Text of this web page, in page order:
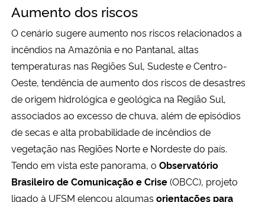
Aumento dos riscos
O cenário sugere aumento nos riscos relacionados a
incêndios na Amazônia e no Pantanal, altas
temperaturas nas Regiões Sul, Sudeste e Centro-
Oeste, tendência de aumento dos riscos de desastres
de origem hidrológica e geológica na Região Sul,
associados ao excesso de chuva, além de episódios
de secas e alta probabilidade de incêndios de
vegetação nas Regiões Norte e Nordeste do país.
Tendo em vista este panorama, o Observatório
Brasileiro de Comunicação e Crise(OBCC), projeto
ligado à UFSM elencou algumasorientações para